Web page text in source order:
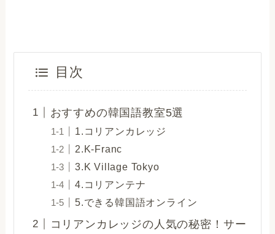
目次
おすすめの韓国語教室5選
1.コリアンカレッジ
2.K-Franc
3.K Village Tokyo
4.コリアンテナ
5.できる韓国語オンライン
コリアンカレッジの人気の秘密！サー